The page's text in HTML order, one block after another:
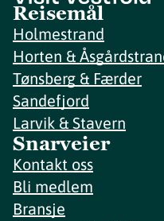
Reisemål
Holmestrand
Horten &
Tønsberg & Færder
Sandefjord
Larvik & Stavern
Snarveier
Kontakt oss
Bli medlem
Bransje